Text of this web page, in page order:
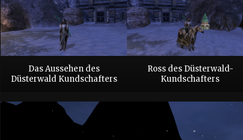
Das Aussehen des
Düsterwald Kundschafters
Ross des Düsterwald-
Kundschafters